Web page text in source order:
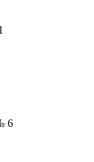
6